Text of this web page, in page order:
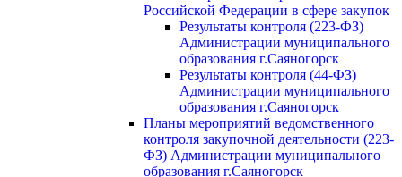
Российской Федерации в сфере закупок
Результаты контроля (223-ФЗ)
Администрации муниципального
образования г.Саяногорск
Результаты контроля (44-ФЗ)
Администрации муниципального
образования г.Саяногорск
Планы мероприятий ведомственного
контроля закупочной деятельности (223-
ФЗ) Администрации муниципального
образования г.Саяногорск